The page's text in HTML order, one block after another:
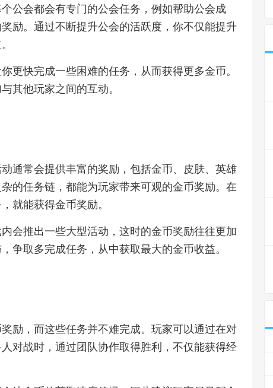
公会都会有专门的公会任务，例如帮助公会成
励。通过不断提升公会的活跃度，你不仅能提升
更快完成一些困难的任务，从而获得更多金币。
其他玩家之间的互动。
通常会提供丰富的奖励，包括金币、皮肤、英雄
的任务链，都能为玩家带来可观的金币奖励。在
就能获得金币奖励。
会推出一些大型活动，这时的金币奖励往往更加
争取多完成任务，从中获取最大的金币收益。
励，而这些任务并不难完成。玩家可以通过在对
对战时，通过团队协作取得胜利，不仅能获得经